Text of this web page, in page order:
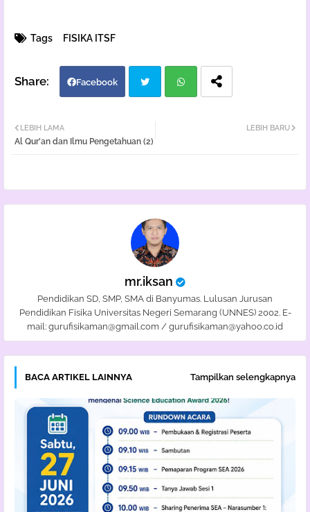
Tags FISIKA ITSF
Facebook
tter
LEBIH BARU
LEBIH LAMA
Al Qur'an dan Ilmu Pengetahuan (2)
mr.iksan
Pendidikan SD, SMP, SMA di Banyumas. Lulusan Jurusan
Pendidikan Fisika Universitas Negeri Semarang (UNNES) 2002. E-
mail: gurufisikaman@gmail.com / gurufisikaman@yahoo.co.id
BACA ARTIKEL LAINNYA Tampilkan selengkapnya